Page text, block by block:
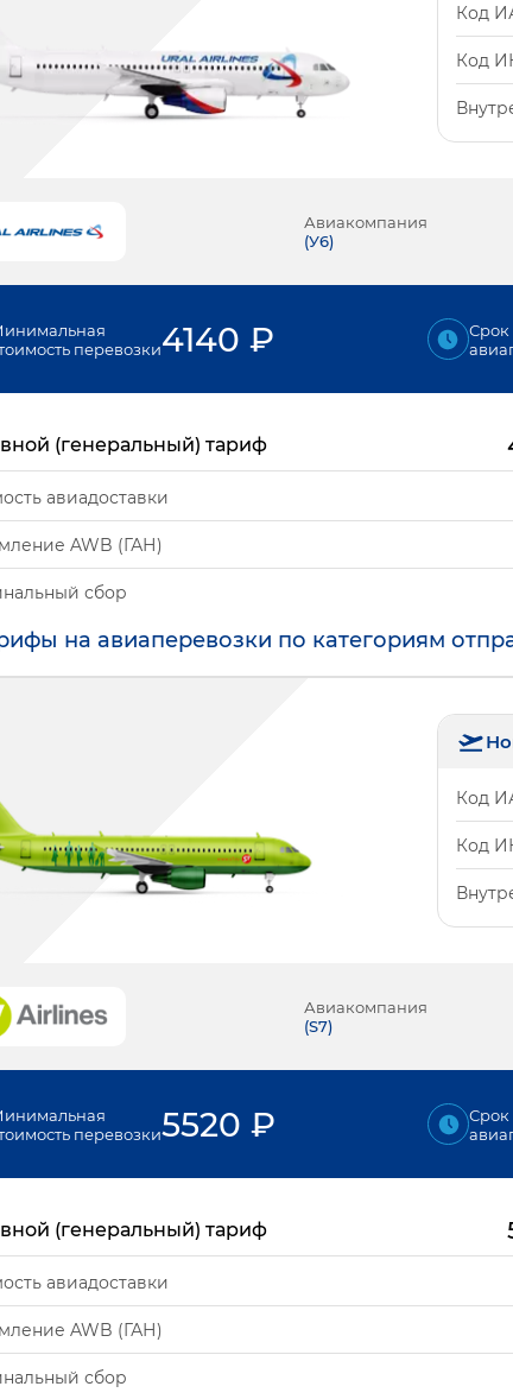
Код
Код
Авиакомпания
(У6)
перевозки4140 ₽
Срок
(генеральный) тариф
авиадоставки
AWB (ГАН)
сбор
на авиаперевозки по категориям
Код
Код
Авиакомпания
(S7)
перевозки5520 ₽
Срок
(генеральный) тариф
авиадоставки
AWB (ГАН)
сбор